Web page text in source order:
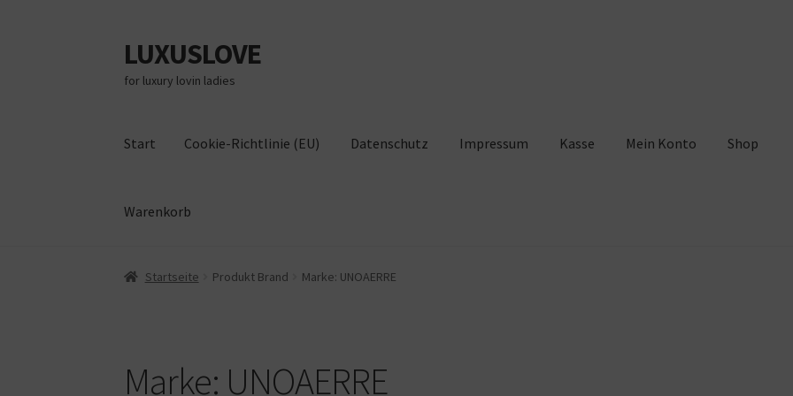
Zur
Navigation
springen
Zum
Inhalt
springen
LUXUSLOVE
for luxury lovin ladies
Start Cookie-Richtlinie (EU) Datenschutz Impressum Kasse Mein Konto Shop
Warenkorb
Start Cookie-Richtlinie (EU) DatenschutzImpressum
Startseite Produkt Brand Marke: UNOAERRE
Marke: UNOAERRE